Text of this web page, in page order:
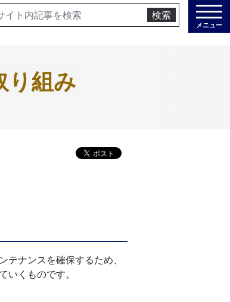
検索
メニュー
り組み
ナンスを確保するため、
くものです。